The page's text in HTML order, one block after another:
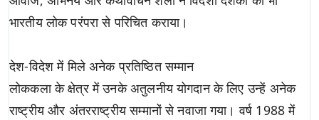
भारतीय लोक परंपरा से परिचित कराया।
देश-विदेश में मिले अनेक प्रतिष्ठित सम्मान
लोककला के क्षेत्र में उनके अतुलनीय योगदान के लिए उन्हें अनेक
राष्ट्रीय और अंतरराष्ट्रीय सम्मानों से नवाजा गया। वर्ष 1988 में